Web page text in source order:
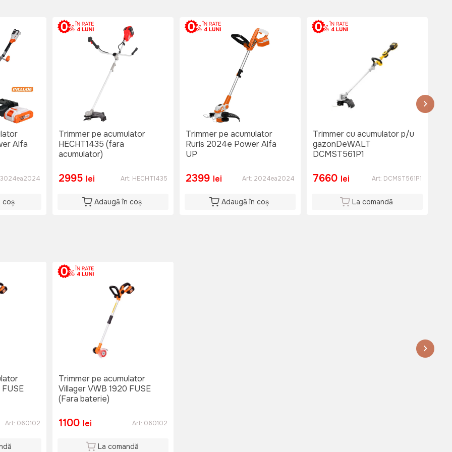
Alfa
3024ea2024
coș
Trimmer pe acumulator
HECHT1435 (fara
acumulator)
2995 lei Art: HECHT1435
Adaugă în coș
Trimmer pe acumulator
Ruris 2024e Power Alfa
UP
2399 lei Art: 2024ea2024
Adaugă în coș
Trimmer cu acumulator p/u
gazonDeWALT
DCMST561P1
7660 lei Art: DCMST561P1
La comandă
Art: 060102
Trimmer pe acumulator
Villager VWB 1920 FUSE
(Fara baterie)
1100 lei Art: 060102
La comandă